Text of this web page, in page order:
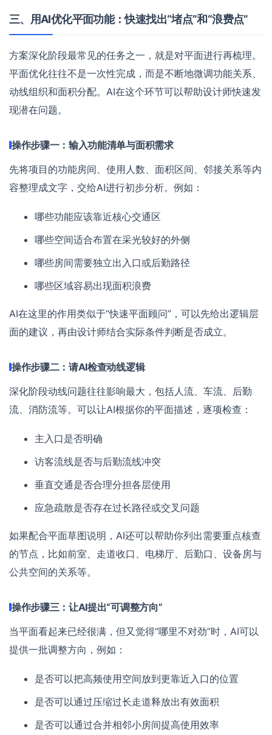
三、用AI优化平面功能：快速找出“堵点”和“浪费点”
方案深化阶段最常见的任务之一，就是对平面进行再梳理。
平面优化往往不是一次性完成，而是不断地微调功能关系、
动线组织和面积分配。AI在这个环节可以帮助设计师快速发
现潜在问题。
操作步骤一：输入功能清单与面积需求
先将项目的功能房间、使用人数、面积区间、邻接关系等内
容整理成文字，交给AI进行初步分析。例如：
哪些功能应该靠近核心交通区
哪些空间适合布置在采光较好的外侧
哪些房间需要独立出入口或后勤路径
哪些区域容易出现面积浪费
AI在这里的作用类似于“快速平面顾问”，可以先给出逻辑层
面的建议，再由设计师结合实际条件判断是否成立。
操作步骤二：请AI检查动线逻辑
深化阶段动线问题往往影响最大，包括人流、车流、后勤
流、消防流等。可以让AI根据你的平面描述，逐项检查：
主入口是否明确
访客流线是否与后勤流线冲突
垂直交通是否合理分担各层使用
应急疏散是否存在过长路径或交叉问题
如果配合平面草图说明，AI还可以帮助你列出需要重点核查
的节点，比如前室、走道收口、电梯厅、后勤口、设备房与
公共空间的关系等。
操作步骤三：让AI提出“可调整方向”
当平面看起来已经很满，但又觉得“哪里不对劲”时，AI可以
提供一批调整方向，例如：
是否可以把高频使用空间放到更靠近入口的位置
是否可以通过压缩过长走道释放出有效面积
是否可以通过合并相邻小房间提高使用效率